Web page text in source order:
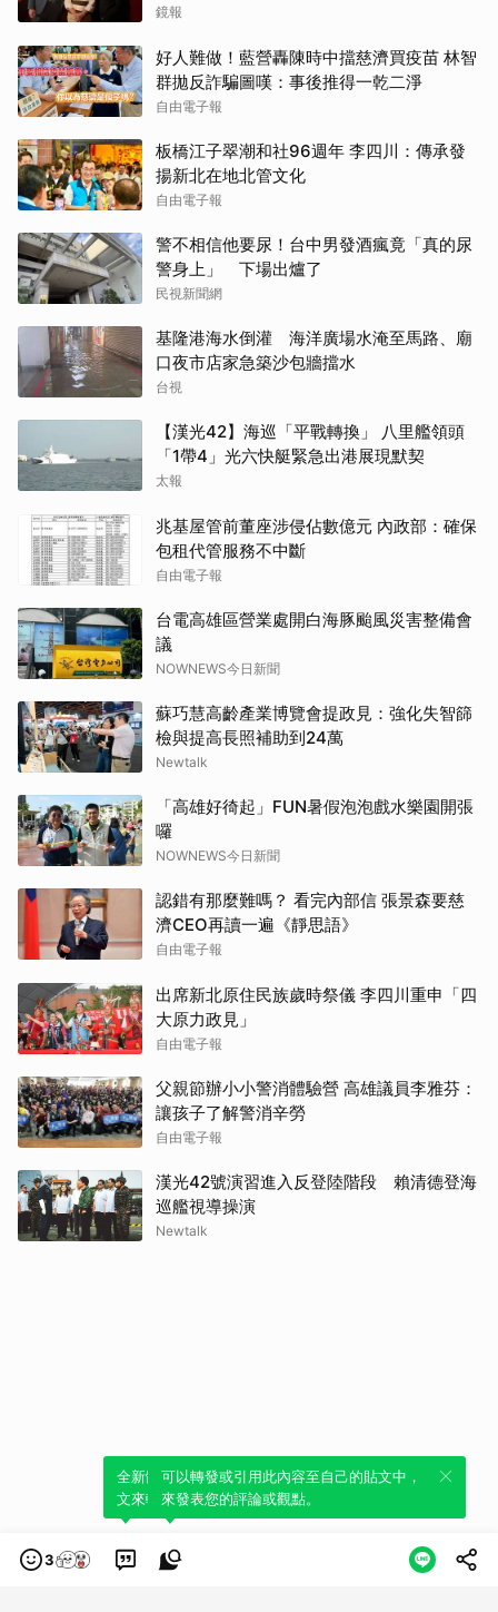
冠軍」
鏡報
好人難做！藍營轟陳時中擋慈濟買疫苗 林智
群拋反詐騙圖嘆：事後推得一乾二淨
自由電子報
板橋江子翠潮和社96週年 李四川：傳承發
揚新北在地北管文化
自由電子報
警不相信他要尿！台中男發酒瘋竟「真的尿
警身上」 下場出爐了
民視新聞網
基隆港海水倒灌 海洋廣場水淹至馬路、廟
口夜市店家急築沙包牆擋水
台視
【漢光42】海巡「平戰轉換」 八里艦領頭
「1帶4」光六快艇緊急出港展現默契
太報
兆基屋管前董座涉侵佔數億元 內政部：確保
包租代管服務不中斷
自由電子報
台電高雄區營業處開白海豚颱風災害整備會
議
NOWNEWS今日新聞
蘇巧慧高齡產業博覽會提政見：強化失智篩
檢與提高長照補助到24萬
Newtalk
「高雄好徛起」FUN暑假泡泡戲水樂園開張
囉
NOWNEWS今日新聞
認錯有那麼難嗎？ 看完內部信 張景森要慈
濟CEO再讀一遍《靜思語》
自由電子報
出席新北原住民族歲時祭儀 李四川重申「四
大原力政見」
自由電子報
父親節辦小小警消體驗營 高雄議員李雅芬：
讓孩子了解警消辛勞
自由電子報
漢光42號演習進入反登陸階段 賴清德登海
巡艦視導操演
Newtalk
3
全新體驗！一鍵引用此內容，透過發布貼
文來輕鬆表達個人立場。
可以轉發或引用此內容至自己的貼文中，
來發表您的評論或觀點。